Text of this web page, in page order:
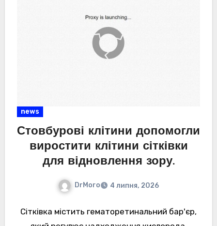
news
Стовбурові клітини допомогли
виростити клітини сітківки
для відновлення зору.
DrMoro 4 липня, 2026
Сітківка містить гематоретинальний бар'єр,